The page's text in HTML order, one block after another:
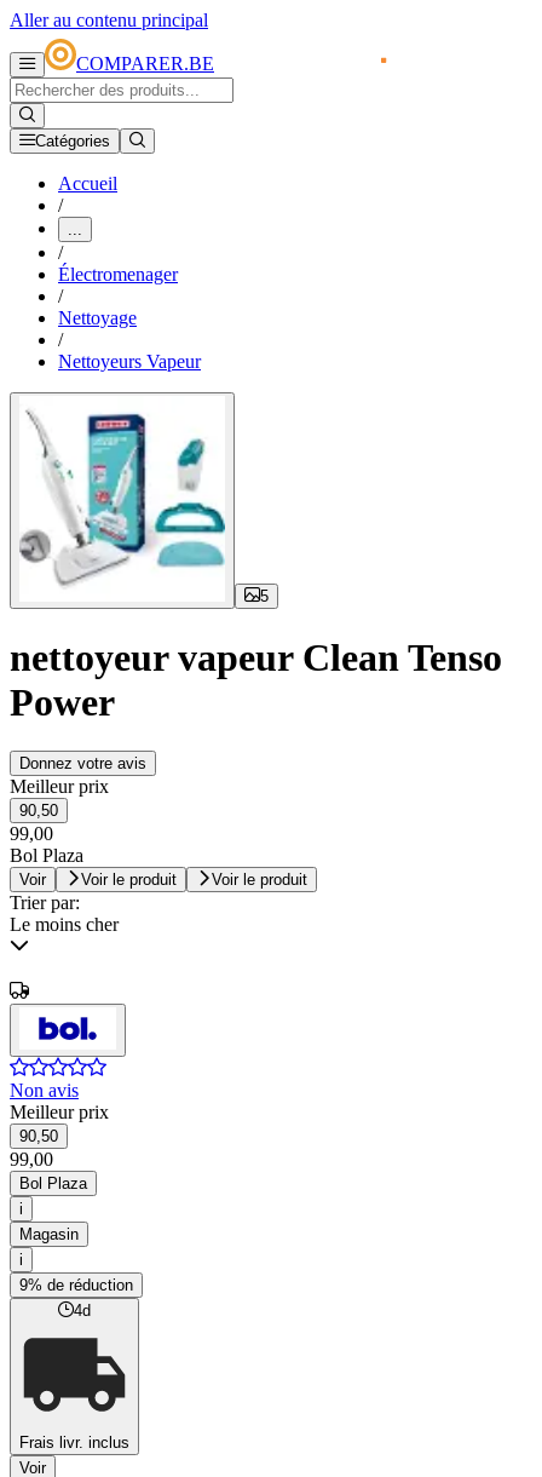
Aller au contenu principal
COMPARER.BE
Catégories
Accueil
/
...
/
Électromenager
/
Nettoyage
/
Nettoyeurs Vapeur
5
nettoyeur vapeur Clean Tenso
Power
Donnez votre avis
Meilleur prix
90,50
99,00
Bol Plaza
Voir Voir le produit Voir le produit
Trier par:
Le moins cher
Non avis
Meilleur prix
90,50
99,00
Bol Plaza
i
Magasin
i
9% de réduction
4d
Frais livr. inclus
Voir